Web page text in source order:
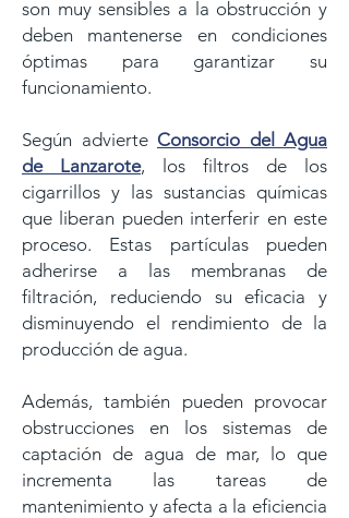
son muy sensibles a la obstrucción y
deben mantenerse en condiciones
óptimas para garantizar su
funcionamiento.
Según advierte Consorcio del Agua
de Lanzarote, los filtros de los
cigarrillos y las sustancias químicas
que liberan pueden interferir en este
proceso. Estas partículas pueden
adherirse a las membranas de
filtración, reduciendo su eficacia y
disminuyendo el rendimiento de la
producción de agua.
Además, también pueden provocar
obstrucciones en los sistemas de
captación de agua de mar, lo que
incrementa las tareas de
mantenimiento y afecta a la eficiencia